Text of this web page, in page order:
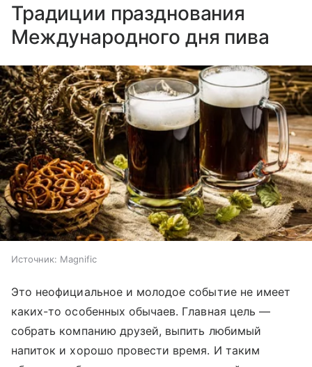
Традиции празднования
Международного дня пива
Источник: Magnific
Это неофициальное и молодое событие не имеет
каких-то особенных обычаев. Главная цель —
собрать компанию друзей, выпить любимый
напиток и хорошо провести время. И таким